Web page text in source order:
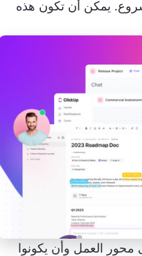
يمكن أن تكون هذه
محور العمل وأن يكونوا